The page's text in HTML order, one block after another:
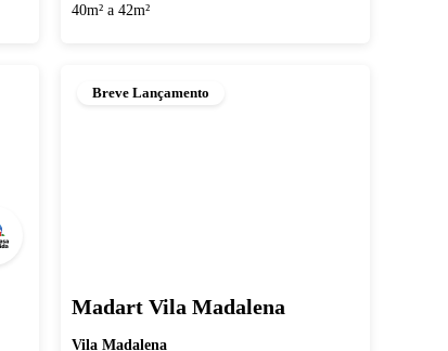
40m² a 42m²
Breve Lançamento
Madart Vila Madalena
Vila Madalena